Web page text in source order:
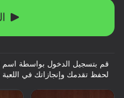
قم بتسجيل الدخول بواسطة
لحفظ تقدمك وإنجازاتك في